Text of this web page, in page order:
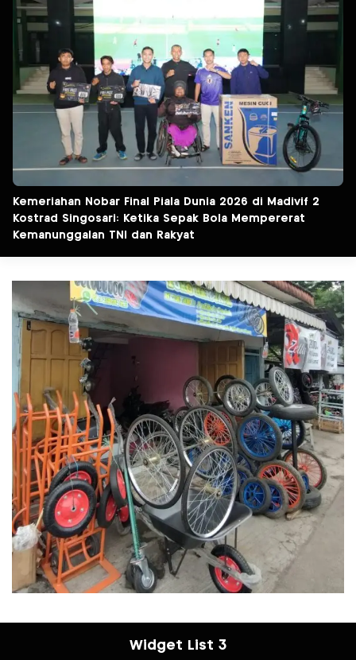
Kemeriahan Nobar Final Piala Dunia 2026 di Madivif 2
Kostrad Singosari: Ketika Sepak Bola Mempererat
Kemanunggalan TNI dan Rakyat
Widget List 3